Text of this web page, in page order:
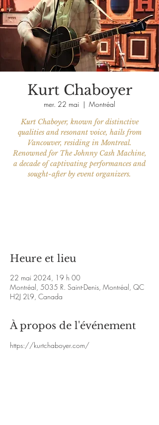
Kurt Chaboyer
mer. 22 mai
  |
Montréal
Kurt Chaboyer, known for distinctive
qualities and resonant voice, hails from
Vancouver, residing in Montreal.
Renowned for The Johnny Cash Machine,
a decade of captivating performances and
sought-after by event organizers.
Heure et lieu
22 mai 2024, 19 h 00
Montréal, 5035 R. Saint-Denis, Montréal, QC
H2J 2L9, Canada
À propos de l'événement
https://kurtchaboyer.com/